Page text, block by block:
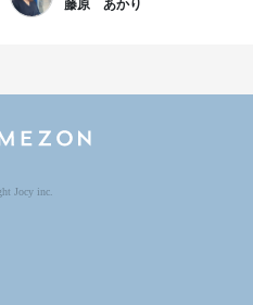
藤原 あかり
Jocy inc.